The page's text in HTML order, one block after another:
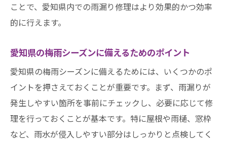
ことで、愛知県内での雨漏り修理はより効果的かつ効率
的に行えます。
愛知県の梅雨シーズンに備えるためのポイント
愛知県の梅雨シーズンに備えるためには、いくつかのポ
イントを押さえておくことが重要です。まず、雨漏りが
発生しやすい箇所を事前にチェックし、必要に応じて修
理を行っておくことが基本です。特に屋根や雨樋、窓枠
など、雨水が侵入しやすい部分はしっかりと点検してく